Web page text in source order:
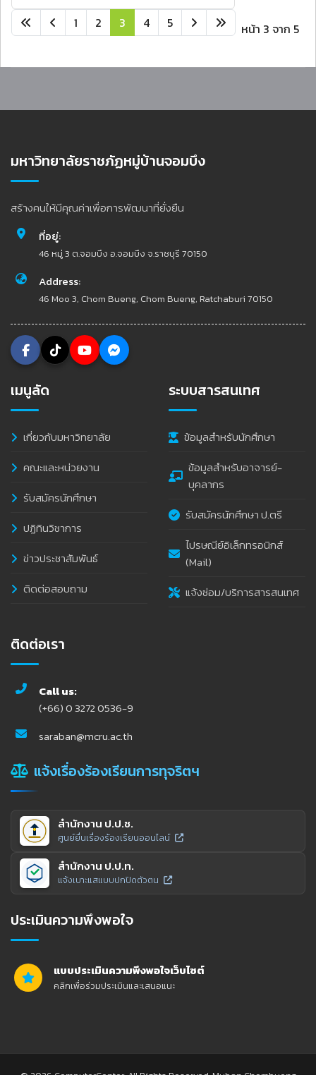
หน้า 3 จาก 5
1 2 3 4 5
มหาวิทยาลัยราชภัฏหมู่บ้านจอมบึง
สร้างคนให้มีคุณค่าเพื่อการพัฒนาที่ยั่งยืน
ที่อยู่:
46 หมู่ 3 ต.จอมบึง อ.จอมบึง จ.ราชบุรี 70150
Address:
46 Moo 3, Chom Bueng, Chom Bueng, Ratchaburi 70150
เมนูลัด
เกี่ยวกับมหาวิทยาลัย
คณะและหน่วยงาน
รับสมัครนักศึกษา
ปฏิทินวิชาการ
ข่าวประชาสัมพันธ์
ติดต่อสอบถาม
ระบบสารสนเทศ
ข้อมูลสำหรับนักศึกษา
ข้อมูลสำหรับอาจารย์-
บุคลากร
รับสมัครนักศึกษา ป.ตรี
ไปรษณีย์อิเล็กทรอนิกส์
(Mail)
แจ้งซ่อม/บริการสารสนเทศ
ติดต่อเรา
Call us:
(+66) 0 3272 0536-9
saraban@mcru.ac.th
แจ้งเรื่องร้องเรียนการทุจริตฯ
สำนักงาน ป.ป.ช.
ศูนย์ยื่นเรื่องร้องเรียนออนไลน์
สำนักงาน ป.ป.ท.
แจ้งเบาะแสแบบปกปิดตัวตน
ประเมินความพึงพอใจ
แบบประเมินความพึงพอใจเว็บไซต์
คลิกเพื่อร่วมประเมินและเสนอแนะ